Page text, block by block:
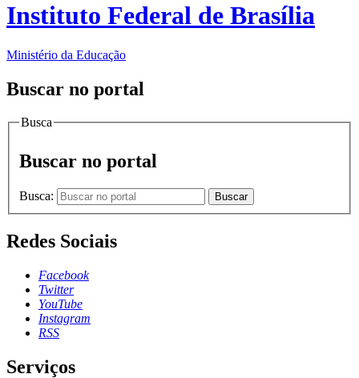
Instituto Federal de Brasília
Ministério da Educação
Buscar no portal
Busca
Buscar no portal
Busca: Buscar
Redes Sociais
Facebook
Twitter
YouTube
Instagram
RSS
Serviços